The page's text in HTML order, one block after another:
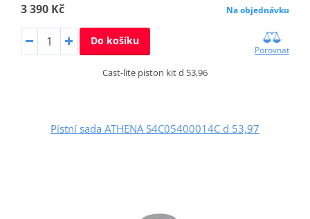
3 390 Kč Na objednávku
Do košíku
Porovnat
Cast-lite piston kit d 53,96
Pístní sada ATHENA S4C05400014C d 53,97